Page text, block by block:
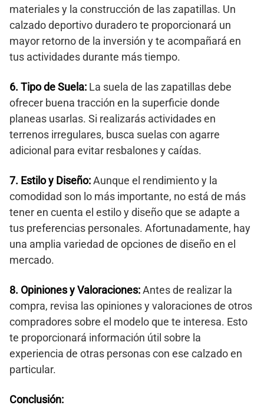
materiales y la construcción de las zapatillas. Un
calzado deportivo duradero te proporcionará un
mayor retorno de la inversión y te acompañará en
tus actividades durante más tiempo.
6. Tipo de Suela: La suela de las zapatillas debe
ofrecer buena tracción en la superficie donde
planeas usarlas. Si realizarás actividades en
terrenos irregulares, busca suelas con agarre
adicional para evitar resbalones y caídas.
7. Estilo y Diseño:Aunque el rendimiento y la
comodidad son lo más importante, no está de más
tener en cuenta el estilo y diseño que se adapte a
tus preferencias personales. Afortunadamente, hay
una amplia variedad de opciones de diseño en el
mercado.
8. Opiniones y Valoraciones:Antes de realizar la
compra, revisa las opiniones y valoraciones de otros
compradores sobre el modelo que te interesa. Esto
te proporcionará información útil sobre la
experiencia de otras personas con ese calzado en
particular.
Conclusión: